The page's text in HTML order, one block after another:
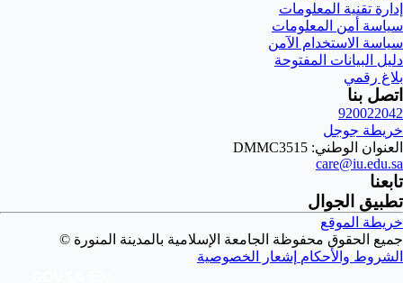
إدارة تقنية المعلومات
سياسة أمن المعلومات
سياسة الاستخدام الآمن
دليل البيانات المفتوحة
بلاغ رقمي
اتصل بنا
920022042
خريطة جوجل
العنوان الوطني: DMMC3515
care@iu.edu.sa
تابعنا
تطبيق الجوال
خريطة الموقع
جميع الحقوق محفوظة الجامعة الإسلامية بالمدينة المنورة ©
الشروط والأحكام إشعار الخصوصية